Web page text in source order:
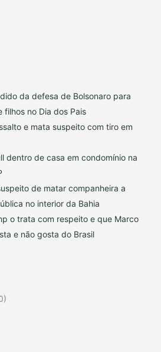
da defesa de Bolsonaro para
filhos no Dia dos Pais
e mata suspeito com tiro em
dentro de casa em condomínio na
de matar companheira a
no interior da Bahia
o trata com respeito e que Marco
e não gosta do Brasil